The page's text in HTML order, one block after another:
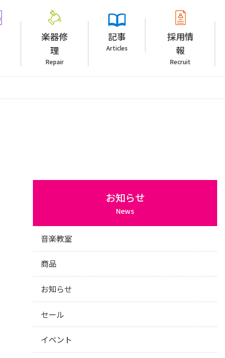
楽器修
理
Repair
記事
Articles
採用情
報
Recruit
お知らせ
News
音楽教室
商品
お知らせ
セール
イベント